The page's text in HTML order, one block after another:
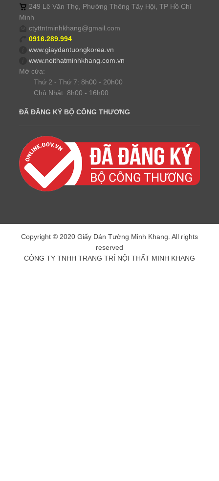
249 Lê Văn Thọ, Phường Thông Tây Hội, TP Hồ Chí
Minh
ctyttntminhkhang@gmail.com
0916.289.994
www.giaydantuongkorea.vn
www.noithatminhkhang.com.vn
Mở cửa:
Thứ 2 - Thứ 7: 8h00 - 20h00
Chủ Nhật: 8h00 - 16h00
ĐÃ ĐĂNG KÝ BỘ CÔNG THƯƠNG
Copyright © 2020 Giấy Dán Tường Minh Khang. All rights
reserved
CÔNG TY TNHH TRANG TRÍ NỘI THẤT MINH KHANG